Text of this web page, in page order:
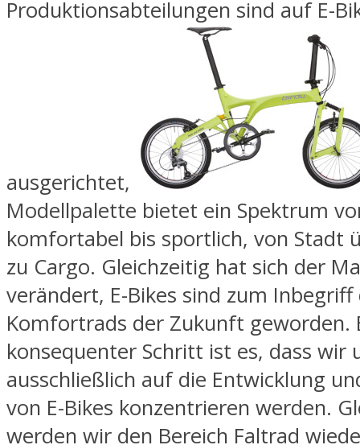
Produktionsabteilungen sind auf E-
ausgerichtet,
Modellpalette bietet ein Spektrum
komfortabel bis sportlich, von Stadt
zu Cargo. Gleichzeitig hat sich der
verändert, E-Bikes sind zum Inbegriff
Komfortrads der Zukunft geworden.
konsequenter Schritt ist es, dass wir
ausschließlich auf die Entwicklung
von E-Bikes konzentrieren werden.
werden wir den Bereich Faltrad